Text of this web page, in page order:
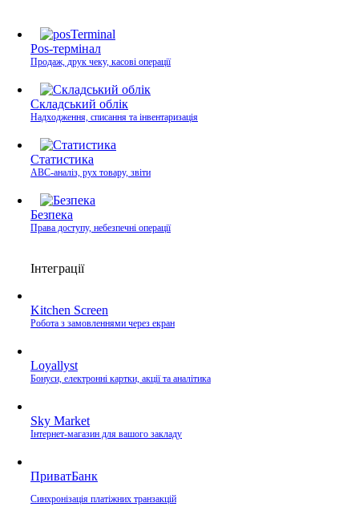
Pos-термінал
Продаж, друк чеку, касові операції
Складський облік
Надходження, списання та інвентаризація
Статистика
ABC-аналіз, рух товару, звіти
Безпека
Права доступу, небезпечні операції
Інтеграції
Kitchen Screen
Робота з замовленнями через екран
Loyallyst
Бонуси, електронні картки, акції та аналітика
Sky Market
Інтернет-магазин для вашого закладу
ПриватБанк
Синхронізація платіжних транзакцій